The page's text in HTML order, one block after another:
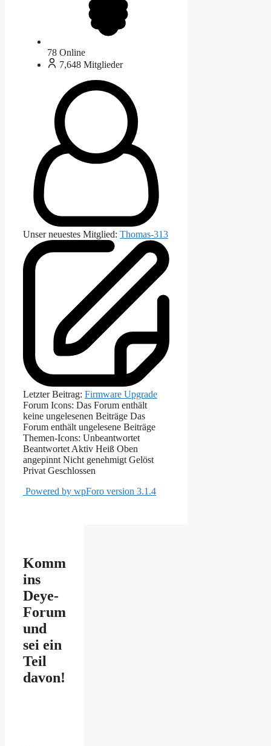
78 Online
7,648 Mitglieder
Unser neuestes Mitglied: Thomas-313
Letzter Beitrag: Firmware Upgrade
Forum Icons: Das Forum enthält
keine ungelesenen Beiträge Das
Forum enthält ungelesene Beiträge
Themen-Icons: Unbeantwortet
Beantwortet Aktiv Heiß Oben
angepinnt Nicht genehmigt Gelöst
Privat Geschlossen
Powered by wpForo version 3.1.4
Komm
ins
Deye-
Forum
und
sei ein
Teil
davon!